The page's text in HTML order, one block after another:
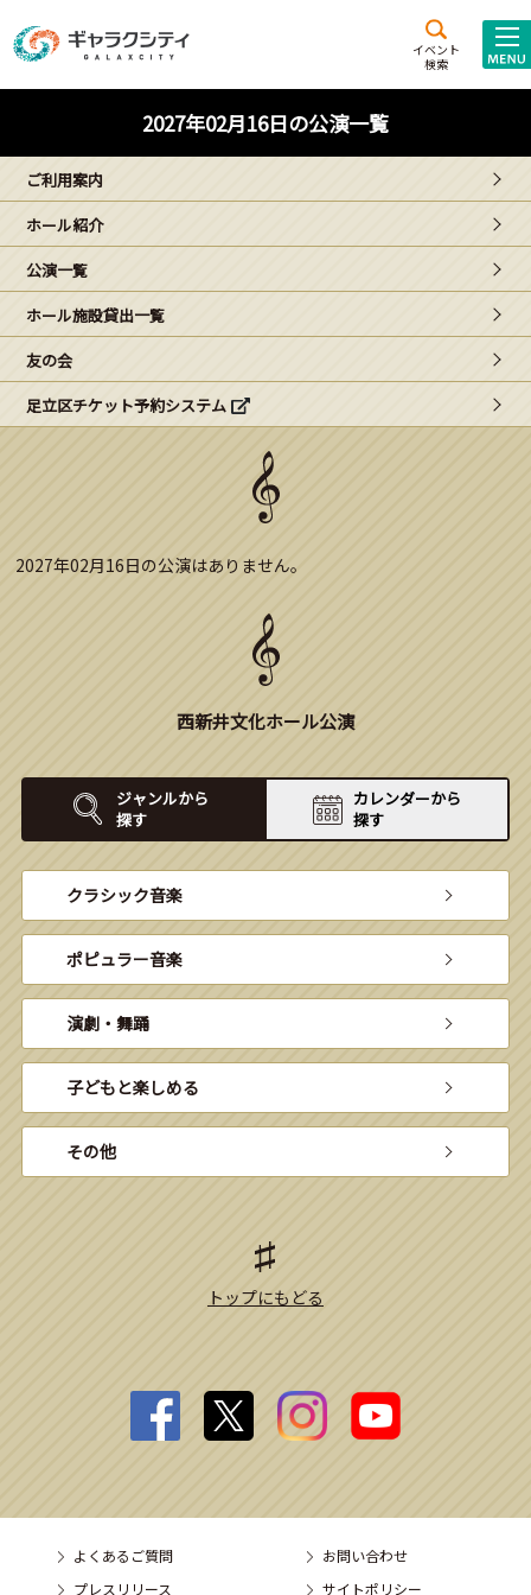
イベント
検索
施設案内
西新井
文化ホール
ギャラクシティとは
こどもみーてぃんぐ
Gがくえん
ブランドからのお知らせ
2027年02月16日の公演一覧
ご利用案内
ホール紹介
公演一覧
ホール施設貸出一覧
友の会
足立区チケット予約システム
2027年02月16日の公演はありません。
西新井文化ホール公演
ジャンルから
探す
カレンダーから
探す
クラシック音楽
ポピュラー音楽
演劇・舞踊
子どもと楽しめる
その他
トップにもどる
よくあるご質問
お問い合わせ
プレスリリース
サイトポリシー